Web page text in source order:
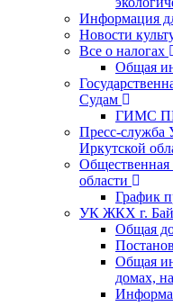
Информация
Новости
Все о налогах
Общая
Судам
ГИМС
Пресс-служба
Иркутской
Общественная
области
График
УК ЖКХ г.
Общая
Общая
домах,